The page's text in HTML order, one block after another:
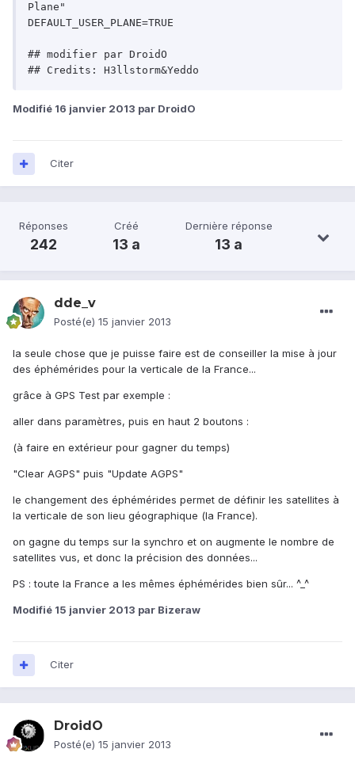
Plane"
DEFAULT_USER_PLANE=TRUE
## modifier par DroidO
Modifié 16 janvier 2013 par DroidO
Citer
Réponses
242
Créé
13 a
Dernière réponse
13 a
dde_v
Posté(e) 15 janvier 2013
la seule chose que je puisse faire est de conseiller la mise à jour
des éphémérides pour la verticale de la France...
grâce à GPS Test par exemple :
aller dans paramètres, puis en haut 2 boutons :
(à faire en extérieur pour gagner du temps)
"Clear AGPS" puis "Update AGPS"
le changement des éphémérides permet de définir les satellites à
la verticale de son lieu géographique (la France).
on gagne du temps sur la synchro et on augmente le nombre de
satellites vus, et donc la précision des données...
PS : toute la France a les mêmes éphémérides bien sûr... ^_^
Modifié 15 janvier 2013 par Bizeraw
Citer
DroidO
Posté(e) 15 janvier 2013